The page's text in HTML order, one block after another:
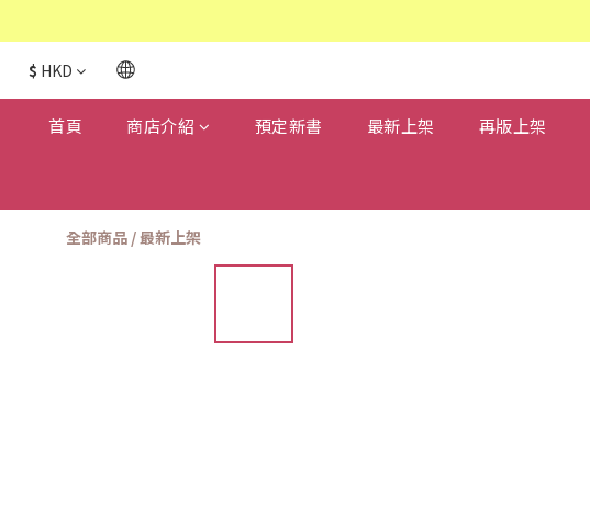
$ HKD
首頁 商店介紹 預定新書 最新上架 再版上架
全部商品 /最新上架